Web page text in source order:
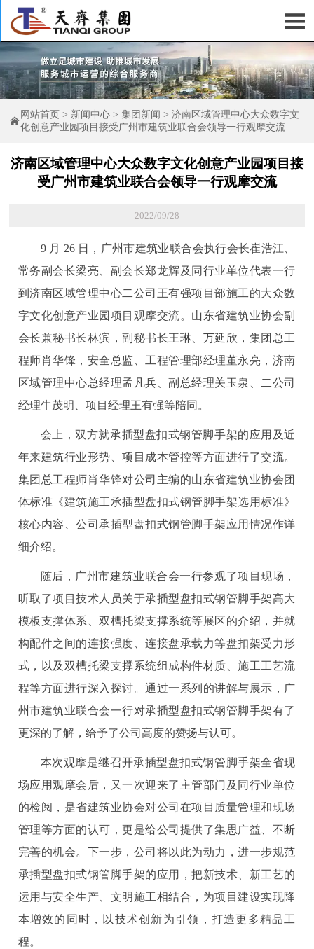


网站首页 > 新闻中心 > 集团新闻 > 济南区域管理中心大众数字文
化创意产业园项目接受广州市建筑业联合会领导一行观摩交流
济南区域管理中心大众数字文化创意产业园项目接
受广州市建筑业联合会领导一行观摩交流
2022/09/28
9 月 26 日，广州市建筑业联合会执行会长崔浩江、
常务副会长梁亮、副会长郑龙辉及同行业单位代表一行
到济南区域管理中心二公司王有强项目部施工的大众数
字文化创意产业园项目观摩交流。山东省建筑业协会副
会长兼秘书长林滨，副秘书长王琳、万延欣，集团总工
程师肖华锋，安全总监、工程管理部经理董永亮，济南
区域管理中心总经理孟凡兵、副总经理关玉泉、二公司
经理牛茂明、项目经理王有强等陪同。
会上，双方就承插型盘扣式钢管脚手架的应用及近
年来建筑行业形势、项目成本管控等方面进行了交流。
集团总工程师肖华锋对公司主编的山东省建筑业协会团
体标准《建筑施工承插型盘扣式钢管脚手架选用标准》
核心内容、公司承插型盘扣式钢管脚手架应用情况作详
细介绍。
随后，广州市建筑业联合会一行参观了项目现场，
听取了项目技术人员关于承插型盘扣式钢管脚手架高大
模板支撑体系、双槽托梁支撑系统等展区的介绍，并就
构配件之间的连接强度、连接盘承载力等盘扣架受力形
式，以及双槽托梁支撑系统组成构件材质、施工工艺流
程等方面进行深入探讨。通过一系列的讲解与展示，广
州市建筑业联合会一行对承插型盘扣式钢管脚手架有了
更深的了解，给予了公司高度的赞扬与认可。
本次观摩是继召开承插型盘扣式钢管脚手架全省现
场应用观摩会后，又一次迎来了主管部门及同行业单位
的检阅，是省建筑业协会对公司在项目质量管理和现场
管理等方面的认可，更是给公司提供了集思广益、不断
完善的机会。下一步，公司将以此为动力，进一步规范
承插型盘扣式钢管脚手架的应用，把新技术、新工艺的
运用与安全生产、文明施工相结合，为项目建设实现降
本增效的同时，以技术创新为引领，打造更多精品工
程。